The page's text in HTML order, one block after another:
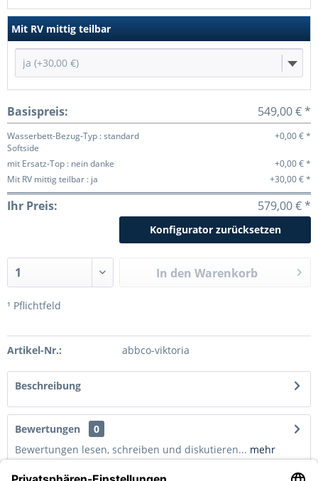
Mit RV mittig teilbar
ja (+30,00 €)
Basispreis: 549,00 € *
Wasserbett-Bezug-Typ : standard
Softside
+0,00 € *
mit Ersatz-Top : nein danke
+0,00 € *
Mit RV mittig teilbar : ja
+30,00 € *
Ihr Preis: 579,00 € *
Konfigurator zurücksetzen
In den Warenkorb
¹ Pflichtfeld
Artikel-Nr.: abbco-viktoria
Beschreibung
Bewertungen
0
Bewertungen lesen, schreiben und diskutieren... mehr